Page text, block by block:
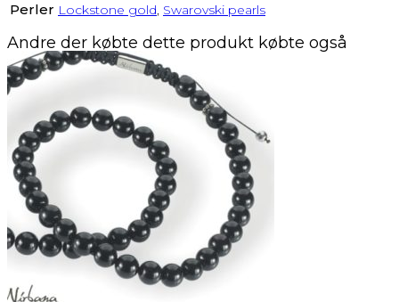
Perler Lockstone gold, Swarovski pearls
Andre der købte dette produkt købte også